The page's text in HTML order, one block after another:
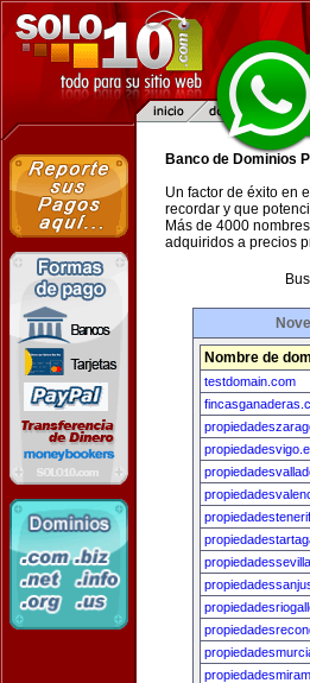
Banco de Dominios
Un factor de éxito en
recordar y que
Más de 4000
adquiridos a precios
Nombre de
testdomain.com